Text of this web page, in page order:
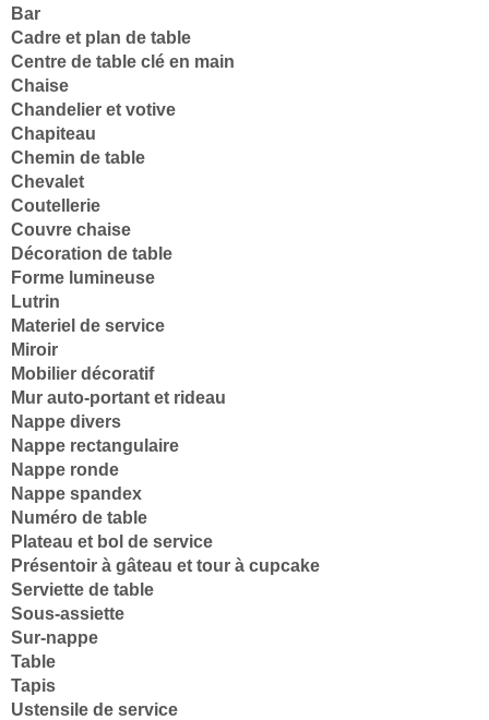
Bar
Cadre et plan de table
Centre de table clé en main
Chaise
Chandelier et votive
Chapiteau
Chemin de table
Chevalet
Coutellerie
Couvre chaise
Décoration de table
Forme lumineuse
Lutrin
Materiel de service
Miroir
Mobilier décoratif
Mur auto-portant et rideau
Nappe divers
Nappe rectangulaire
Nappe ronde
Nappe spandex
Numéro de table
Plateau et bol de service
Présentoir à gâteau et tour à cupcake
Serviette de table
Sous-assiette
Sur-nappe
Table
Tapis
Ustensile de service